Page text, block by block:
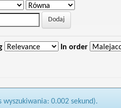
In order
wyszukiwania: 0.002 sekund).